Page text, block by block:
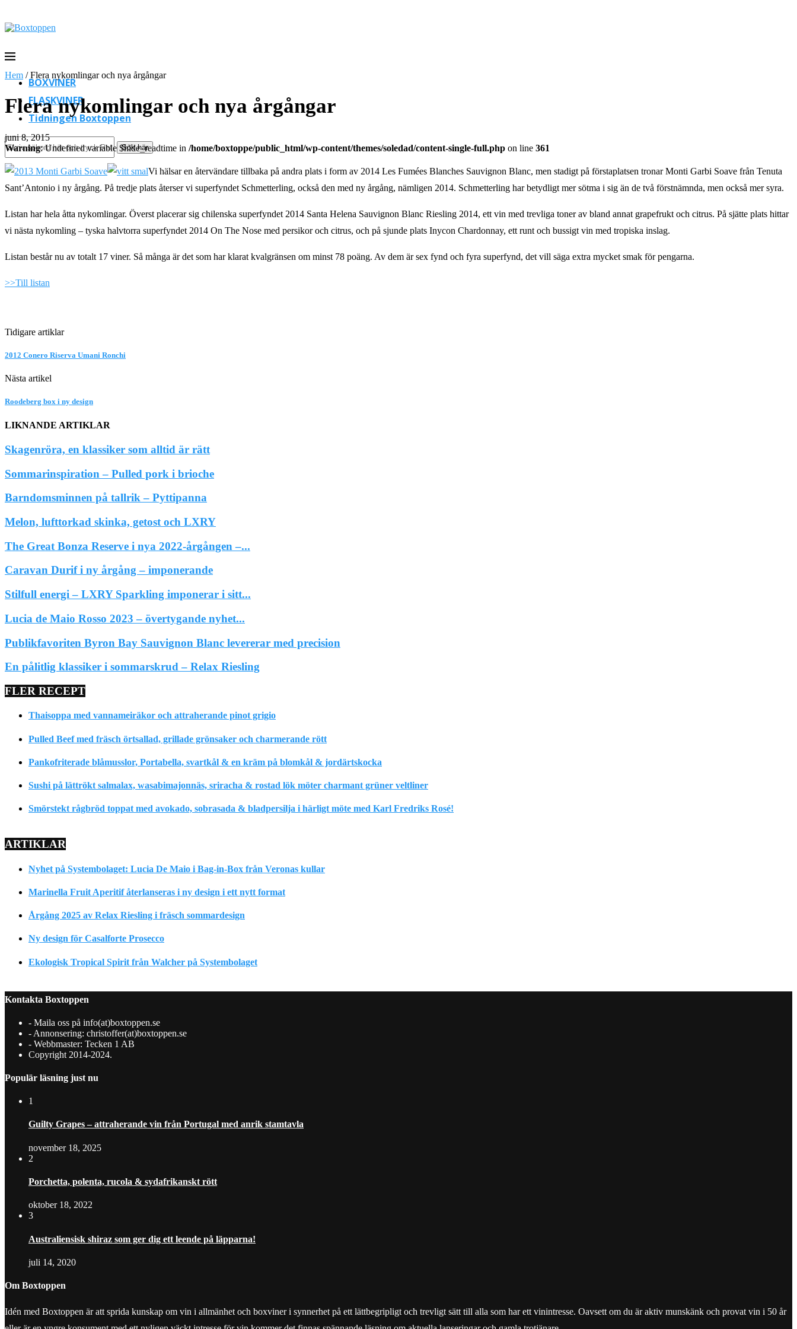
BOXVINER
FLASKVINER
Tidningen Boxtoppen
Sök här
Hem /Flera nykomlingar och nya årgångar
Flera nykomlingar och nya årgångar
juni 8, 2015
Warning: Undefined variable $hide_readtime in /home/boxtoppe/public_html/wp-content/themes/soledad/content-single-full.php on line 361
Vi hälsar en återvändare tillbaka på andra plats i form av 2014 Les Fumées Blanches Sauvignon Blanc, men stadigt på förstaplatsen tronar Monti Garbi Soave från Tenuta
Sant’Antonio i ny årgång. På tredje plats återser vi superfyndet Schmetterling, också den med ny årgång, nämligen 2014. Schmetterling har betydligt mer sötma i sig än de två förstnämnda, men också mer syra.
Listan har hela åtta nykomlingar. Överst placerar sig chilenska superfyndet 2014 Santa Helena Sauvignon Blanc Riesling 2014, ett vin med trevliga toner av bland annat grapefrukt och citrus. På sjätte plats hittar
vi nästa nykomling – tyska halvtorra superfyndet 2014 On The Nose med persikor och citrus, och på sjunde plats Inycon Chardonnay, ett runt och bussigt vin med tropiska inslag.
Listan består nu av totalt 17 viner. Så många är det som har klarat kvalgränsen om minst 78 poäng. Av dem är sex fynd och fyra superfynd, det vill säga extra mycket smak för pengarna.
>>Till listan
Tidigare artiklar
2012 Conero Riserva Umani Ronchi
Nästa artikel
Roodeberg box i ny design
LIKNANDE ARTIKLAR
Skagenröra, en klassiker som alltid är rätt
Sommarinspiration – Pulled pork i brioche
Barndomsminnen på tallrik – Pyttipanna
Melon, lufttorkad skinka, getost och LXRY
The Great Bonza Reserve i nya 2022-årgången –...
Caravan Durif i ny årgång – imponerande
Stilfull energi – LXRY Sparkling imponerar i sitt...
Lucia de Maio Rosso 2023 – övertygande nyhet...
Publikfavoriten Byron Bay Sauvignon Blanc levererar med precision
En pålitlig klassiker i sommarskrud – Relax Riesling
FLER RECEPT
Thaisoppa med vannameiräkor och attraherande pinot grigio
Pulled Beef med fräsch örtsallad, grillade grönsaker och charmerande rött
Pankofriterade blåmusslor, Portabella, svartkål & en kräm på blomkål & jordärtskocka
Sushi på lättrökt salmalax, wasabimajonnäs, sriracha & rostad lök möter charmant grüner veltliner
Smörstekt rågbröd toppat med avokado, sobrasada & bladpersilja i härligt möte med Karl Fredriks Rosé!
ARTIKLAR
Nyhet på Systembolaget: Lucia De Maio i Bag-in-Box från Veronas kullar
Marinella Fruit Aperitif återlanseras i ny design i ett nytt format
Årgång 2025 av Relax Riesling i fräsch sommardesign
Ny design för Casalforte Prosecco
Ekologisk Tropical Spirit från Walcher på Systembolaget
Kontakta Boxtoppen
- Maila oss på info(at)boxtoppen.se
- Annonsering: christoffer(at)boxtoppen.se
- Webbmaster: Tecken 1 AB
Copyright 2014-2024.
Populär läsning just nu
1
Guilty Grapes – attraherande vin från Portugal med anrik stamtavla
november 18, 2025
2
Porchetta, polenta, rucola & sydafrikanskt rött
oktober 18, 2022
3
Australiensisk shiraz som ger dig ett leende på läpparna!
juli 14, 2020
Om Boxtoppen
Idén med Boxtoppen är att sprida kunskap om vin i allmänhet och boxviner i synnerhet på ett lättbegripligt och trevligt sätt till alla som har ett vinintresse. Oavsett om du är aktiv munskänk och provat vin i 50 år